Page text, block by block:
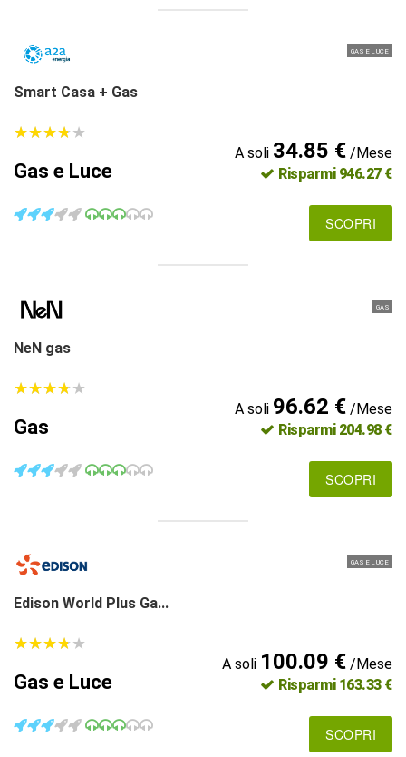
GAS E LUCE
Smart Casa + Gas
★★★★★
★★★★★
Gas e Luce
A soli 34.85 €/Mese
Risparmi 946.27 €
SCOPRI
GAS
NeN gas
★★★★★
★★★★★
Gas
A soli 96.62 €/Mese
Risparmi 204.98 €
SCOPRI
GAS E LUCE
Edison World Plus Ga...
★★★★★
★★★★★
Gas e Luce
A soli 100.09 €/Mese
Risparmi 163.33 €
SCOPRI